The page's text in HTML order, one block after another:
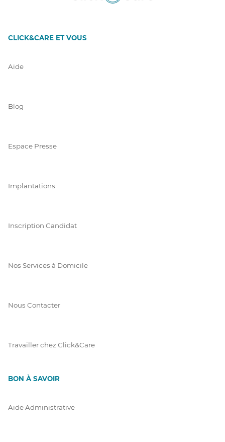
CLICK&CARE ET VOUS
Aide
Blog
Espace Presse
Implantations
Inscription Candidat
Nos Services à Domicile
Nous Contacter
Travailler chez Click&Care
BON À SAVOIR
Aide Administrative